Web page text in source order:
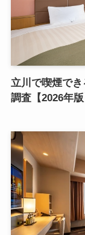
立川で喫煙で
調査【2026年版